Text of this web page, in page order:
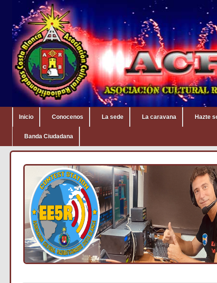
Inicio Conocenos La sede La caravana Hazte
Banda Ciudadana